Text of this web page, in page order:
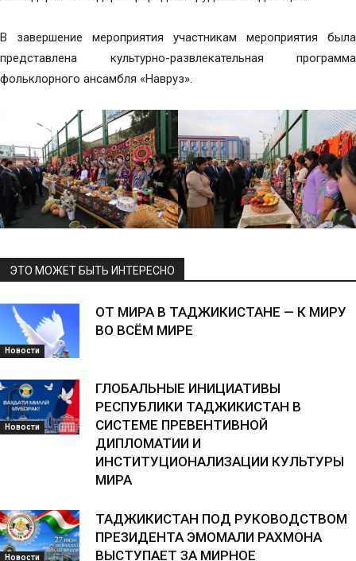
В завершение мероприятия участникам мероприятия была
представлена культурно-развлекательная программа
фольклорного ансамбля «Навруз».
ЭТО МОЖЕТ БЫТЬ ИНТЕРЕСНО
Новости
ОТ МИРА В ТАДЖИКИСТАНЕ — К МИРУ
ВО ВСЁМ МИРЕ
Новости
ГЛОБАЛЬНЫЕ ИНИЦИАТИВЫ
РЕСПУБЛИКИ ТАДЖИКИСТАН В
СИСТЕМЕ ПРЕВЕНТИВНОЙ
ДИПЛОМАТИИ И
ИНСТИТУЦИОНАЛИЗАЦИИ КУЛЬТУРЫ
МИРА
Новости
ТАДЖИКИСТАН ПОД РУКОВОДСТВОМ
ПРЕЗИДЕНТА ЭМОМАЛИ РАХМОНА
ВЫСТУПАЕТ ЗА МИРНОЕ